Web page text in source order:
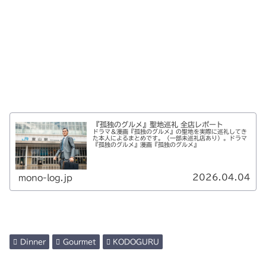
『孤独のグルメ』聖地巡礼 全店レポート
ドラマ＆漫画『孤独のグルメ』の聖地を実際に巡礼してき
た本人によるまとめです。（一部未巡礼店あり）。ドラマ
『孤独のグルメ』漫画『孤独のグルメ』
mono-log.jp 2026.04.04
Dinner Gourmet KODOGURU